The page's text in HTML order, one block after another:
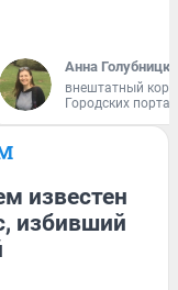
Анна
внештатный
Городских
известен
избивший